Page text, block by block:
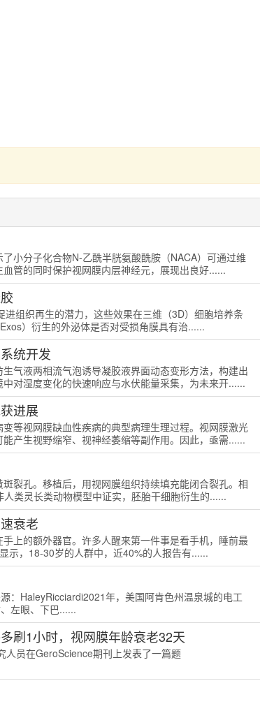
小分子化合物N-乙酰半胱氨酸酰胺（NACA）可通过维
管的同时保护视网膜内层神经元，展现出良好......
组织再生的潜力，这些效果在三维（3D）细胞培养条
）衍生的外泌体是否对受损角膜具有治......
统开发
气液两相流气泡诱导凝胶液界面动态变形方法，构建出
对湿度变化的快速响应与水伏能量采集，为未来开......
进展
等视网膜缺血性疾病的典型病理生理过程。视网膜激光
产生视野缩窄、视神经萎缩等副作用。因此，亟需......
裂孔。移植后，用视网膜组织持续填充能闭合裂孔。相
类灵长类动物模型中证实，胚胎干细胞衍生的......
衰老
上的额外器官。许多人醒来第一件事是看手机，睡前最
示，18-30岁的人群中，近40%的人报告有......
：HaleyRicciardi2021年，美国阿肯色州温泉城的电工
左眼、下巴......
刷1小时，视网膜年龄衰老32天
人员在GeroScience期刊上发表了一篇题